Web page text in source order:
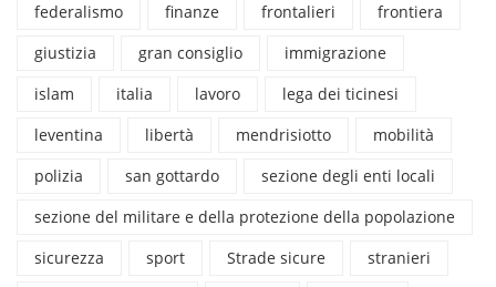
federalismo
finanze frontalieri
frontiera
giustizia
gran consiglio
immigrazione
islam
italia lavoro
lega dei ticinesi
leventina
libertà mendrisiotto
mobilità
polizia
san gottardo
sezione degli enti locali
sezione del militare e della protezione della popolazione
sicurezza
sport Strade sicure
stranieri